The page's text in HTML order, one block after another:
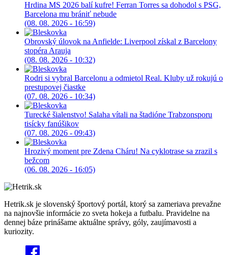
Hrdina MS 2026 balí kufre! Ferran Torres sa dohodol s PSG,
Barcelona mu brániť nebude
(08. 08. 2026 - 16:59)
Obrovský úlovok na Anfielde: Liverpool získal z Barcelony
stopéra Arauja
(08. 08. 2026 - 10:32)
Rodri si vybral Barcelonu a odmietol Real. Kluby už rokujú o
prestupovej čiastke
(07. 08. 2026 - 10:34)
Turecké šialenstvo! Salaha vítali na štadióne Trabzonsporu
tisícky fanúšikov
(07. 08. 2026 - 09:43)
Hrozivý moment pre Zdena Cháru! Na cyklotrase sa zrazil s
bežcom
(06. 08. 2026 - 16:05)
Hetrik.sk je slovenský športový portál, ktorý sa zameriava prevažne
na najnovšie informácie zo sveta hokeja a futbalu. Pravidelne na
dennej báze prinášame aktuálne správy, góly, zaujímavosti a
kuriozity.